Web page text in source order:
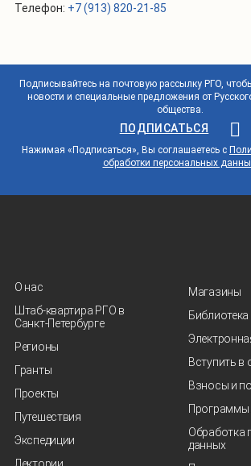
Телефон: +7 (913) 820-21-85
Подписывайтесь на почтовую рассылку РГО,
новости и специальные предложения от
общества.
ПОДПИСАТЬСЯ
Нажимая «Подписаться», Вы соглашаетесь с
обработки персональных
О нас
Штаб-квартира РГО в
Санкт‑Петербурге
Регионы
Гранты
Проекты
Путешествия
Экспедиции
Магазины
Библиотека
Вступить в
Взносы и
Программы
Обработка
данных